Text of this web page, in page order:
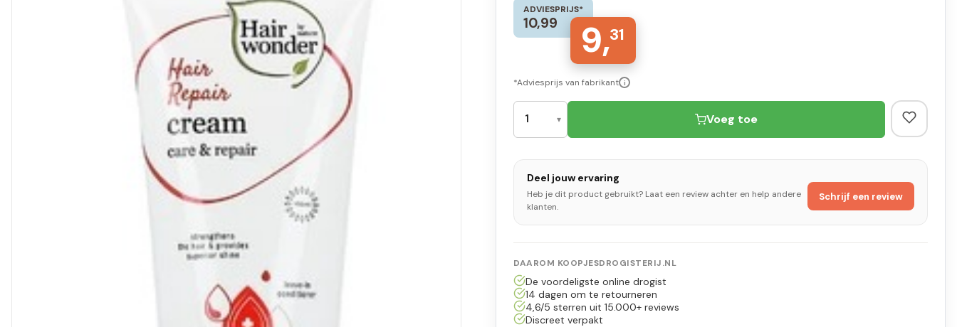
ADVIESPRIJS*
10,99 9,31
*Adviesprijs van fabrikant i
Voeg toe
Deel jouw ervaring
Heb je dit product gebruikt? Laat een review achter en help andere
klanten.
Schrijf een review
DAAROM KOOPJESDROGISTERIJ.NL
De voordeligste online drogist
14 dagen om te retourneren
4,6/5 sterren uit 15.000+ reviews
Discreet verpakt